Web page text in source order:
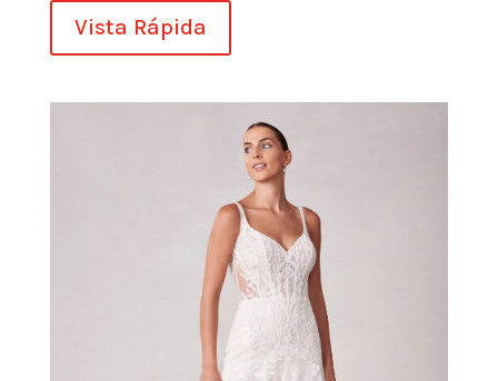
Vista Rápida